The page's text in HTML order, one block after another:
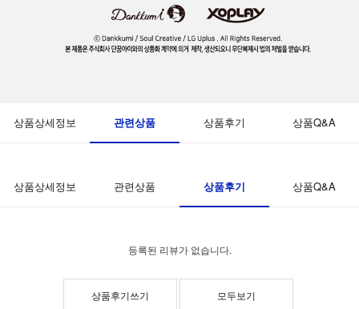
상품상세정보 관련상품 상품후기 상품Q&A
상품상세정보 관련상품 상품후기 상품Q&A
등록된 리뷰가 없습니다.
상품후기쓰기 모두보기